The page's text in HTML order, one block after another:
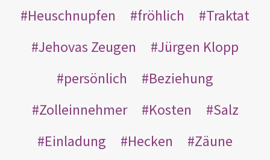
Heuschnupfen fröhlich
Traktat
Jehovas Zeugen
Jürgen Klopp
persönlich
Beziehung
Zolleinnehmer
Kosten
Salz
Einladung
Hecken
Zäune